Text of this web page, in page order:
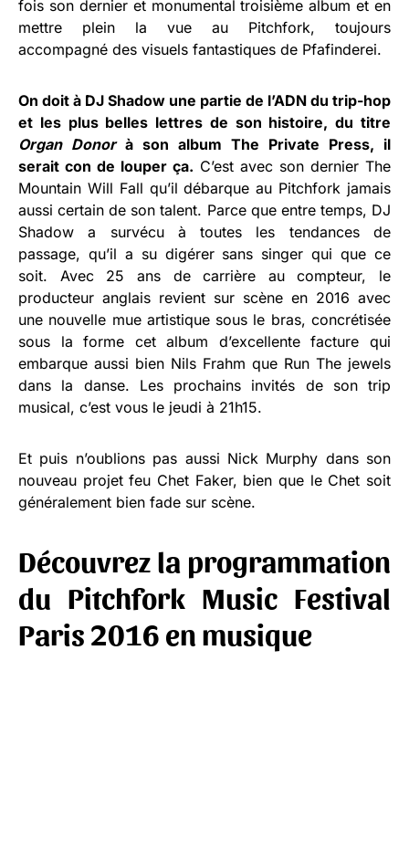
fois son dernier et monumental troisième album et en
mettre plein la vue au Pitchfork, toujours
accompagné des visuels fantastiques de Pfafinderei.
On doit à DJ Shadow une partie de l’ADN du trip-hop
et les plus belles lettres de son histoire, du titre
Organ Donorà son album The Private Press, il
serait con de louper ça. C’est avec son dernier The
Mountain Will Fall qu’il débarque au Pitchfork jamais
aussi certain de son talent. Parce que entre temps, DJ
Shadow a survécu à toutes les tendances de
passage, qu’il a su digérer sans singer qui que ce
soit. Avec 25 ans de carrière au compteur, le
producteur anglais revient sur scène en 2016 avec
une nouvelle mue artistique sous le bras, concrétisée
sous la forme cet album d’excellente facture qui
embarque aussi bien Nils Frahm que Run The jewels
dans la danse. Les prochains invités de son trip
musical, c’est vous le jeudi à 21h15.
Et puis n’oublions pas aussi Nick Murphy dans son
nouveau projet feu Chet Faker, bien que le Chet soit
généralement bien fade sur scène.
Découvrez la programmation
du Pitchfork Music Festival
Paris 2016 en musique